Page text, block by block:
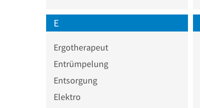
E
Ergotherapeut
Entrümpelung
Entsorgung
Elektro